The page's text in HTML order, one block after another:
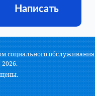
Написать
социального обслуживания
2026.